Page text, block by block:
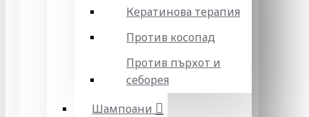
Кератинова терапия
Против косопад
Против пърхот и
себорея
Шампоани